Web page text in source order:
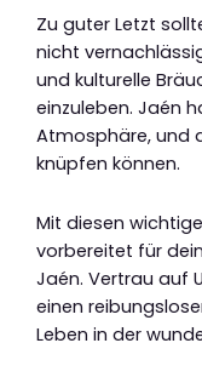
Zu guter Letzt
nicht
und kulturelle
einzuleben. Jaén
Atmosphäre, und
knüpfen können.
Mit diesen
vorbereitet für
Jaén. Vertrau auf
einen
Leben in der